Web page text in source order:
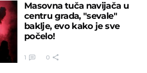
Masovna tuča navijača u
centru grada, "sevale"
baklje, evo kako je sve
počelo!
1 0